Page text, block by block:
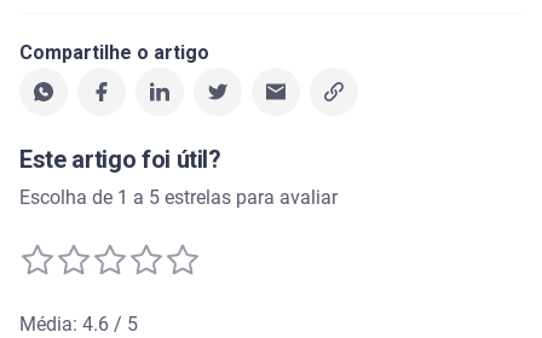
Compartilhe o artigo
Este artigo foi útil?
Escolha de 1 a 5 estrelas para avaliar
Média: 4.6 / 5